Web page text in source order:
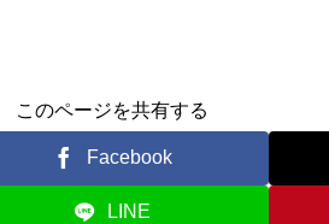
このページを共有する
Facebook
LINE